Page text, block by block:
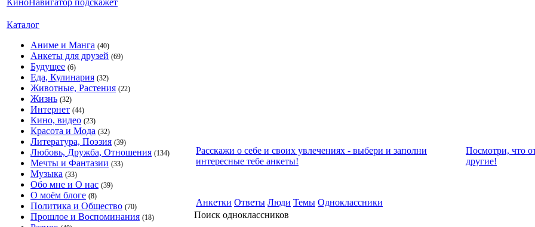
Каталог
Аниме и Манга (40)
Анкеты для друзей (69)
Будущее (6)
Еда, Кулинария (32)
Животные, Растения (22)
Жизнь (32)
Интернет (44)
Кино, видео (23)
Красота и Мода (32)
Литература, Поэзия (39)
Любовь, Дружба, Отношения (134)
Мечты и Фантазии (33)
Музыка (33)
Обо мне и О нас (39)
О моём блоге (8)
Политика и Общество (70)
Прошлое и Воспоминания (18)
Расскажи о себе и своих увлечениях - выбери и заполни
интересные тебе анкеты!
Посмотри, что
другие!
Анкетки Ответы Люди Темы Одноклассники
Поиск одноклассников